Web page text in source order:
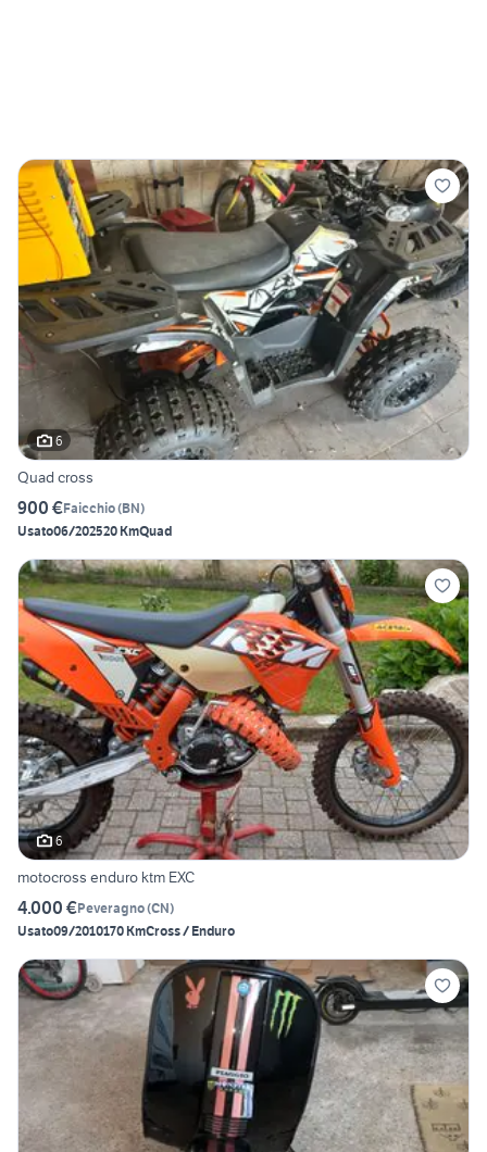
6
Quad cross
900 €Faicchio(BN)
Usato06/202520 KmQuad
6
motocross enduro ktm EXC
4.000 €Peveragno(CN)
Usato09/2010170 KmCross / Enduro